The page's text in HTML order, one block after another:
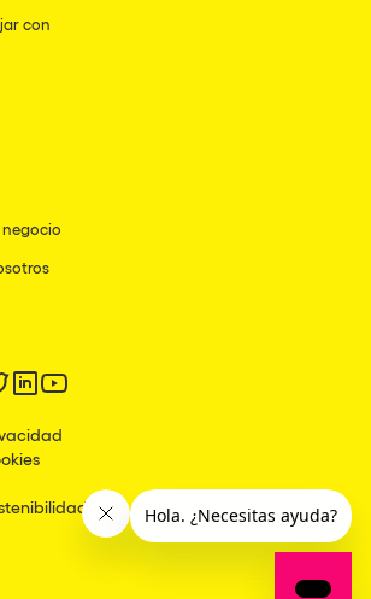
con
negocio
tiktok
en facebook
en instagram
en twitter
Síguenos en linkedin
Síguenos en youtube